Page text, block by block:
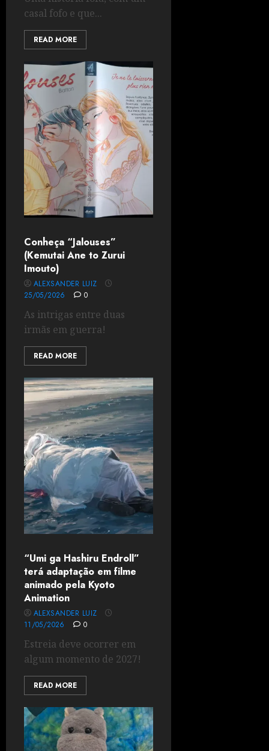
casal fofo e que...
READ MORE
Conheça “Jalouses”
(Kemutai Ane to Zurui
Imouto)
ALEXSANDER LUIZ
25/05/2026
0
As intrigas entre duas
irmãs em guerra!
READ MORE
“Umi ga Hashiru Endroll”
terá adaptação em filme
animado pela Kyoto
Animation
ALEXSANDER LUIZ
11/05/2026
0
Estreia deve ocorrer em
algum momento de 2027!
READ MORE